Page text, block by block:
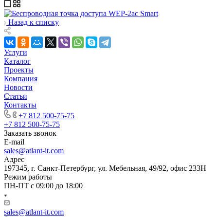
Назад к списку
Услуги
Каталог
Проекты
Компания
Новости
Статьи
Контакты
+7 812 500-75-75
+7 812 500-75-75
Заказать звонок
E-mail
sales@atlant-it.com
Адрес
197345, г. Санкт-Петербург, ул. Мебельная, 49/92, офис 233Н
Режим работы
ПН-ПТ с 09:00 до 18:00
sales@atlant-it.com